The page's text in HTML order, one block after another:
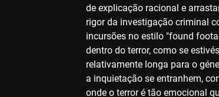
de explicação racional e
rigor da investigação criminal
incursões no estilo "found
dentro do terror, como se
relativamente longa para o
a inquietação se entranhem,
onde o terror é tão emocional